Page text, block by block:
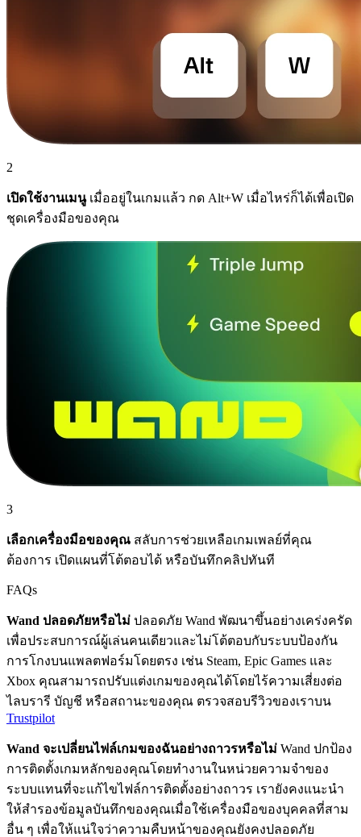
2
เปิดใช้งานเมนูเมื่ออยู่ในเกมแล้ว กด Alt+W เมื่อไหร่ก็ได้เพื่อเปิด
ชุดเครื่องมือของคุณ
3
เลือกเครื่องมือของคุณ สลับการช่วยเหลือเกมเพลย์ที่คุณ
ต้องการ เปิดแผนที่โต้ตอบได้ หรือบันทึกคลิปทันที
FAQs
Wand ปลอดภัยหรือไม่ ปลอดภัย Wand พัฒนาขึ้นอย่างเคร่งครัด
เพื่อประสบการณ์ผู้เล่นคนเดียวและไม่โต้ตอบกับระบบป้องกัน
การโกงบนแพลตฟอร์มโดยตรง เช่น Steam, Epic Games และ
Xbox คุณสามารถปรับแต่งเกมของคุณได้โดยไร้ความเสี่ยงต่อ
ไลบรารี บัญชี หรือสถานะของคุณ ตรวจสอบรีวิวของเราบน
Trustpilot
Wand จะเปลี่ยนไฟล์เกมของฉันอย่างถาวรหรือไม่ Wand ปกป้อง
การติดตั้งเกมหลักของคุณโดยทำงานในหน่วยความจำของ
ระบบแทนที่จะแก้ไขไฟล์การติดตั้งอย่างถาวร เรายังคงแนะนำ
ให้สำรองข้อมูลบันทึกของคุณเมื่อใช้เครื่องมือของบุคคลที่สาม
อื่น ๆ เพื่อให้แน่ใจว่าความคืบหน้าของคุณยังคงปลอดภัย